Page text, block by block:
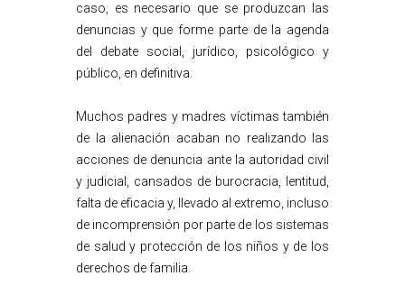
caso, es necesario que se produzcan las
denuncias y que forme parte de la agenda
del debate social, jurídico, psicológico y
público, en definitiva.
Muchos padres y madres víctimas también
de la alienación acaban no realizando las
acciones de denuncia ante la autoridad civil
y judicial, cansados de burocracia, lentitud,
falta de eficacia y, llevado al extremo, incluso
de incomprensión por parte de los sistemas
de salud y protección de los niños y de los
derechos de familia.